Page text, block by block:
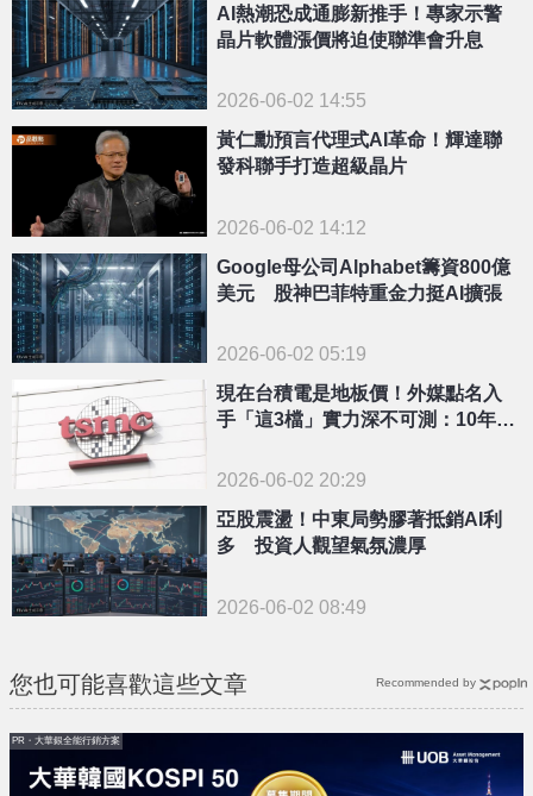
AI熱潮恐成通膨新推手！專家示警
晶片軟體漲價將迫使聯準會升息
2026-06-02 14:55
黃仁勳預言代理式AI革命！輝達聯
發科聯手打造超級晶片
2026-06-02 14:12
Google母公司Alphabet籌資800億
美元 股神巴菲特重金力挺AI擴張
2026-06-02 05:19
現在台積電是地板價！外媒點名入
手「這3檔」實力深不可測：10年後
2026-06-02 20:29
亞股震盪！中東局勢膠著抵銷AI利
多 投資人觀望氣氛濃厚
2026-06-02 08:49
您也可能喜歡這些文章
PR・大華銀全能行銷方案
Recommended by